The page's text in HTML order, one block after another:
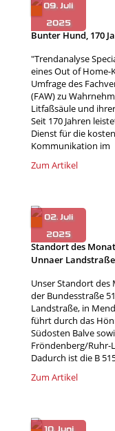
Bunter Hund, 170
"Trendanalyse
eines Out of Home-
Umfrage des
(FAW) zu
Litfaßsäule und
Seit 170 Jahren
Dienst für die
Kommunikation im
Zum Artikel
Standort des
Unnaer Landstraße
Unser Standort des
der Bundesstraße
Landstraße, in
führt durch das
Südosten Balve
Fröndenberg/Ruhr-
Dadurch ist die B
Zum Artikel